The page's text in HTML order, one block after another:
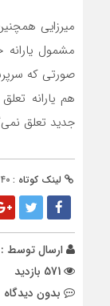
میرزایی
مشمول
صورتی که
هم یارانه
جدید تعلق
لینک کوتاه :
ارسال توسط :
بدون دیدگاه